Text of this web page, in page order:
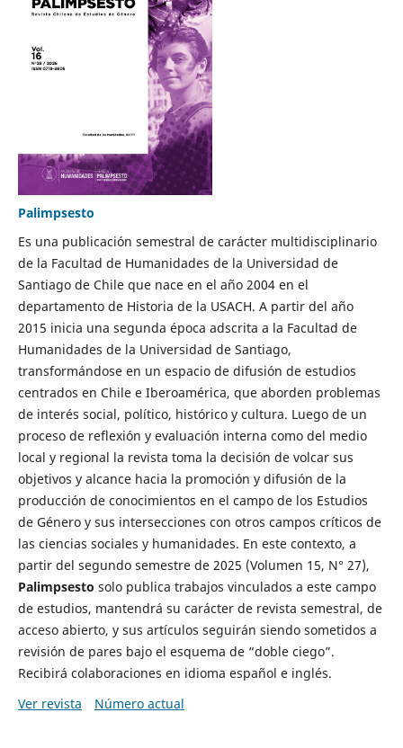
Palimpsesto
Es una publicación semestral de carácter multidisciplinario
de la Facultad de Humanidades de la Universidad de
Santiago de Chile que nace en el año 2004 en el
departamento de Historia de la USACH. A partir del año
2015 inicia una segunda época adscrita a la Facultad de
Humanidades de la Universidad de Santiago,
transformándose en un espacio de difusión de estudios
centrados en Chile e Iberoamérica, que aborden problemas
de interés social, político, histórico y cultura. Luego de un
proceso de reflexión y evaluación interna como del medio
local y regional la revista toma la decisión de volcar sus
objetivos y alcance hacia la promoción y difusión de la
producción de conocimientos en el campo de los Estudios
de Género y sus intersecciones con otros campos críticos de
las ciencias sociales y humanidades. En este contexto, a
partir del segundo semestre de 2025 (Volumen 15, N° 27),
Palimpsesto solo publica trabajos vinculados a este campo
de estudios, mantendrá su carácter de revista semestral, de
acceso abierto, y sus artículos seguirán siendo sometidos a
revisión de pares bajo el esquema de “doble ciego”.
Recibirá colaboraciones en idioma español e inglés.
Ver revista
Número actual